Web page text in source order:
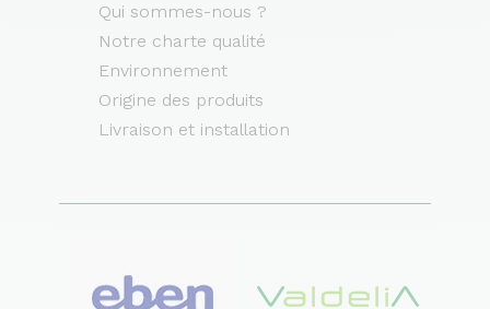
Qui sommes-nous ?
Notre charte qualité
Environnement
Origine des produits
Livraison et installation